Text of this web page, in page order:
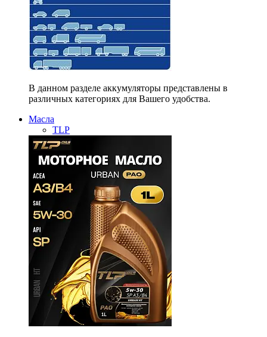
В данном разделе аккумуляторы представлены в
различных категориях для Вашего удобства.
Масла
TLP